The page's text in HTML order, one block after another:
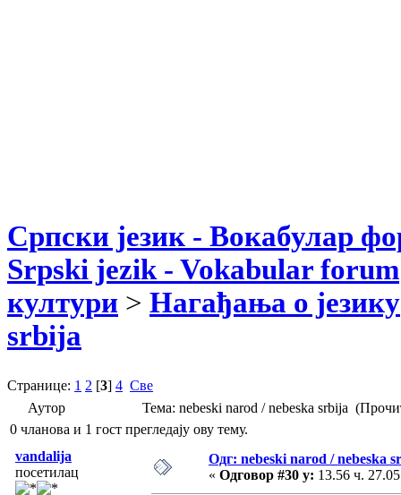
Српски језик - Вокабулар
Srpski jezik - Vokabular forum
култури > Нагађања о језику
srbija
Странице: 1 2 [3] 4 Све
Аутор
Тема: nebeski narod / nebeska srbija
0 чланова и 1 гост прегледају ову тему.
vandalija
посетилац
Одг: nebeski narod / nebeska
« Одговор #30 у: 13.56 ч.